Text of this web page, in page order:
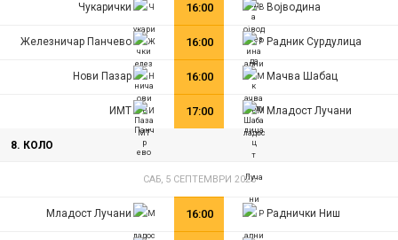
Чукарички 16:00 Војводина
Железничар Панчево 16:00 Радник Сурдулица
Нови Пазар 16:00 Мачва Шабац
ИМТ 17:00 Младост Лучани
8. КОЛО
САБ, 5 СЕПТЕМВРИ 2026
Младост Лучани 16:00 Раднички Ниш